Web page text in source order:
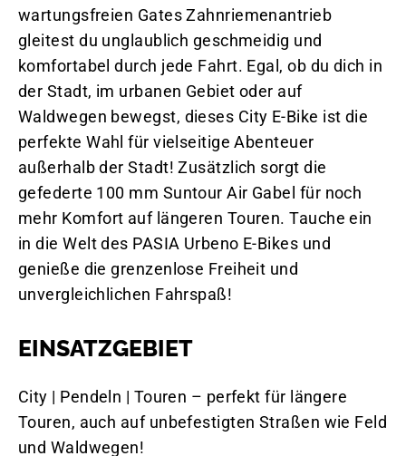
wartungsfreien Gates Zahnriemenantrieb
gleitest du unglaublich geschmeidig und
komfortabel durch jede Fahrt. Egal, ob du dich in
der Stadt, im urbanen Gebiet oder auf
Waldwegen bewegst, dieses City E-Bike ist die
perfekte Wahl für vielseitige Abenteuer
außerhalb der Stadt! Zusätzlich sorgt die
gefederte 100 mm Suntour Air Gabel für noch
mehr Komfort auf längeren Touren. Tauche ein
in die Welt des PASIA Urbeno E-Bikes und
genieße die grenzenlose Freiheit und
unvergleichlichen Fahrspaß!
EINSATZGEBIET
City | Pendeln | Touren – perfekt für längere
Touren, auch auf unbefestigten Straßen wie Feld
und Waldwegen!